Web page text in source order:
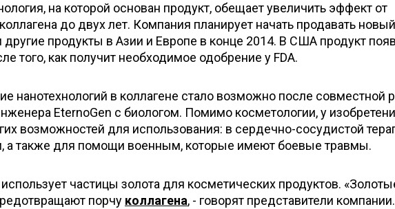
на которой основан продукт, обещает увеличить эффект от
до двух лет. Компания планирует начать продавать новый
другие продукты в Азии и Европе в конце 2014. В США продукт
того, как получит необходимое одобрение у FDA.
нанотехнологий в коллагене стало возможно после совместной
EternoGen с биологом. Помимо косметологии, у
возможностей для использования: в сердечно-сосудистой
а также для помощи военным, которые имеют боевые травмы.
частицы золота для косметических продуктов.
порчу коллагена, - говорят представители